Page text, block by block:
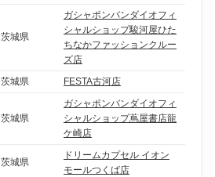
茨城県
ガシャポンバンダイオフィ
シャルショップ駿河屋ひた
ちなかファッションクルー
ズ店
茨城県 FESTA古河店
茨城県
ガシャポンバンダイオフィ
シャルショップ蔦屋書店龍
ケ崎店
茨城県
ドリームカプセル イオン
モールつくば店